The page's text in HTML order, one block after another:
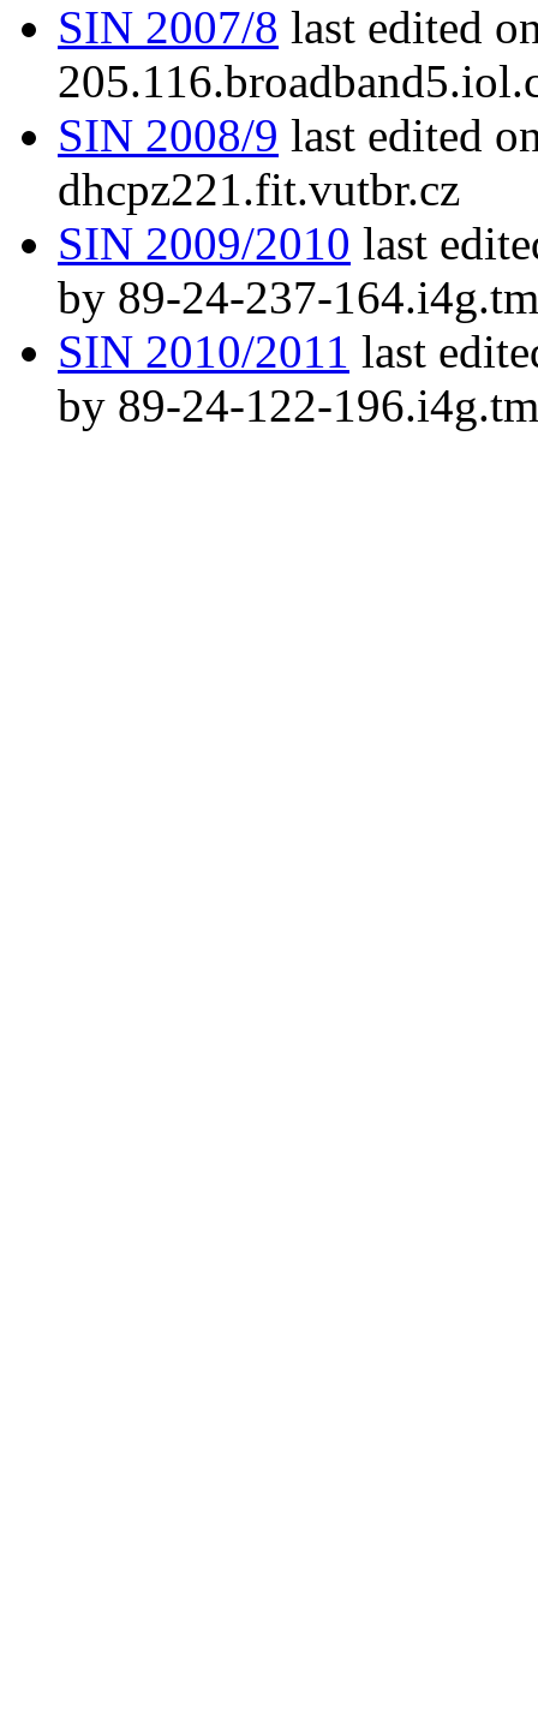
SIN 2007/8 last edited
SIN 2008/9 last edited
dhcpz221.fit.vutbr.cz
SIN 2009/2010 last
by 89-24-237-
SIN 2010/2011 last
by 89-24-122-